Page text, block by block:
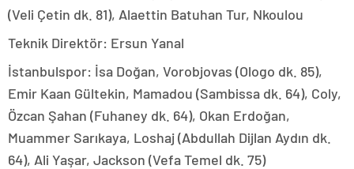
(Veli Çetin dk. 81), Alaettin Batuhan Tur, Nkoulou
Teknik Direktör: Ersun Yanal
İstanbulspor: İsa Doğan, Vorobjovas (Ologo dk. 85),
Emir Kaan Gültekin, Mamadou (Sambissa dk. 64), Coly,
Özcan Şahan (Fuhaney dk. 64), Okan Erdoğan,
Muammer Sarıkaya, Loshaj (Abdullah Dijlan Aydın dk.
64), Ali Yaşar, Jackson (Vefa Temel dk. 75)